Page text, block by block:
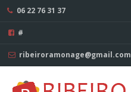
06 22 76 31 37
#
ribeiroramonage@gmail.com